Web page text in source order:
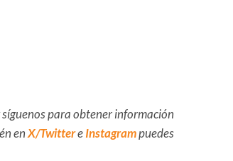
síguenos para obtener información
enX/TwittereInstagrampuedes